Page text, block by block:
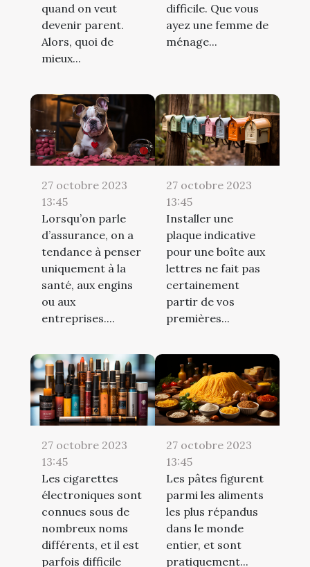
quand on veut
devenir parent.
Alors, quoi de
mieux...
difficile. Que vous
ayez une femme de
ménage...
27 octobre 2023
13:45
Lorsqu’on parle
d’assurance, on a
tendance à penser
uniquement à la
santé, aux engins
ou aux
entreprises....
27 octobre 2023
13:45
Installer une
plaque indicative
pour une boîte aux
lettres ne fait pas
certainement
partir de vos
premières...
27 octobre 2023
13:45
Les cigarettes
électroniques sont
connues sous de
nombreux noms
différents, et il est
parfois difficile
27 octobre 2023
13:45
Les pâtes figurent
parmi les aliments
les plus répandus
dans le monde
entier, et sont
pratiquement...